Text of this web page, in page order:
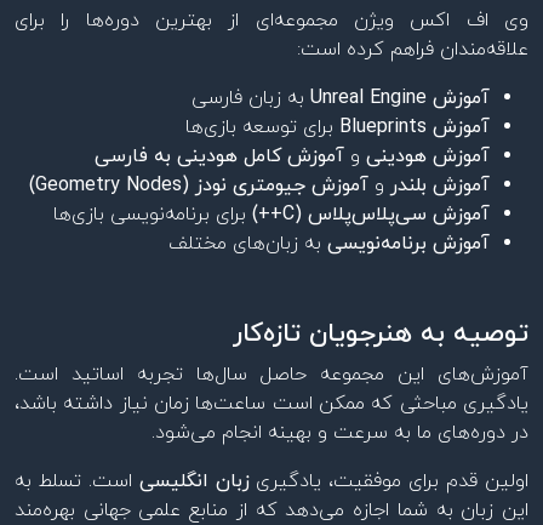
وی اف اکس ویژن مجموعه‌ای از بهترین دوره‌ها را برای
علاقه‌مندان فراهم کرده است:
آموزش Unreal Engine
به زبان فارسی
آموزش Blueprints
برای توسعه بازی‌ها
آموزش هودینی و آموزش کامل هودینی به فارسی
آموزش بلندر و آموزش جیومتری نودز (Geometry Nodes)
آموزش سی‌پلاس‌پلاس (C++)
برای برنامه‌نویسی بازی‌ها
آموزش برنامه‌نویسی به زبان‌های مختلف
توصیه به هنرجویان تازه‌کار
آموزش‌های این مجموعه حاصل سال‌ها تجربه اساتید است.
یادگیری مباحثی که ممکن است ساعت‌ها زمان نیاز داشته باشد،
در دوره‌های ما به سرعت و بهینه انجام می‌شود.
اولین قدم برای موفقیت، یادگیریزبان انگلیسی است. تسلط به
این زبان به شما اجازه می‌دهد که از منابع علمی جهانی بهره‌مند